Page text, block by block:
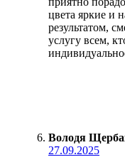
цвета яркие и
результатом,
услугу всем,
Володя
27.09.2025